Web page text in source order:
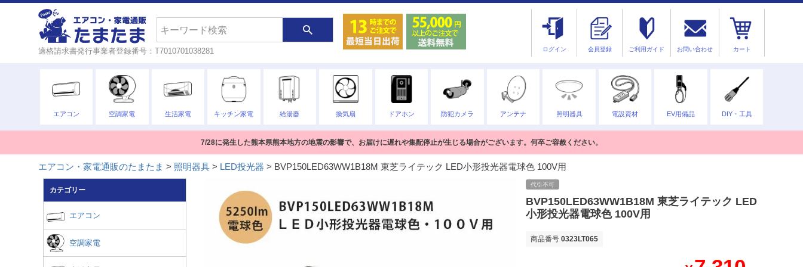
適格請求書発行事業者登録番号：T7010701038281 ログイン 会員登録 ご利用ガイド お問い合わせ カート
エアコン 空調家電 生活家電 キッチン家電 給湯器 換気扇 ドアホン 防犯カメラ アンテナ 照明器具 電設資材 EV用備品 DIY・工具
7/28に発生した熊本県熊本地方の地震の影響で、お届けに遅れや集配停止が生じる場合がございます。何卒ご容赦ください。
エアコン・家電通販のたまたま 照明器具 LED投光器 BVP150LED63WW1B18M 東芝ライテック LED小形投光器電球色 100V用
カテゴリー
エアコン
空調家電
代引不可
BVP150LED63WW1B18M 東芝ライテック LED
小形投光器電球色 100V用
商品番号 0323LT065